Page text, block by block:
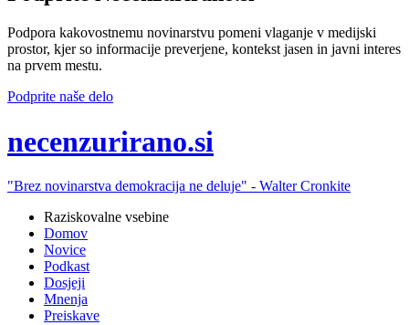
Podpora kakovostnemu novinarstvu pomeni vlaganje v medijski
prostor, kjer so informacije preverjene, kontekst jasen in javni interes
na prvem mestu.
Podprite naše delo
necenzurirano.si
"Brez novinarstva demokracija ne deluje" - Walter Cronkite
Raziskovalne vsebine
Domov
Novice
Podkast
Dosjeji
Mnenja
Preiskave